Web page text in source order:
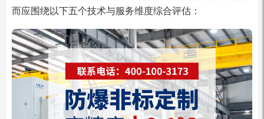
而应围绕以下五个技术与服务维度综合评估：